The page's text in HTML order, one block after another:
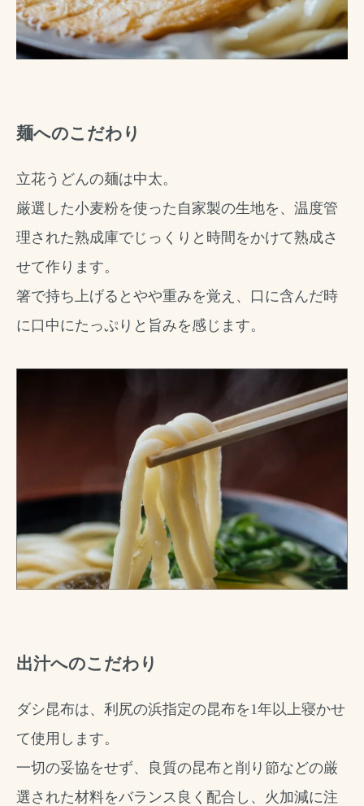
麺へのこだわり
立花うどんの麺は中太。
厳選した小麦粉を使った自家製の生地を、温度管
理された熟成庫でじっくりと時間をかけて熟成さ
せて作ります。
箸で持ち上げるとやや重みを覚え、口に含んだ時
に口中にたっぷりと旨みを感じます。
出汁へのこだわり
ダシ昆布は、利尻の浜指定の昆布を1年以上寝かせ
て使用します。
一切の妥協をせず、良質の昆布と削り節などの厳
選された材料をバランス良く配合し、火加減に注